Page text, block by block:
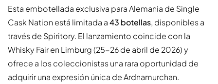
Esta embotellada exclusiva para Alemania de Single
Cask Nation está limitada a43 botellas, disponibles a
través de Spiritory. El lanzamiento coincide con la
Whisky Fair en Limburg (25-26 de abril de 2026) y
ofrece a los coleccionistas una rara oportunidad de
adquirir una expresión única de Ardnamurchan.